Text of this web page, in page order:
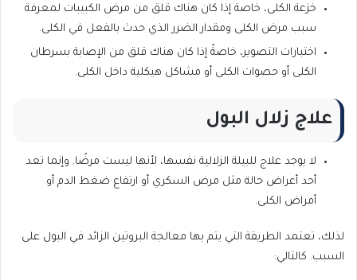
خزعة الكلى، خاصة إذا كان هناك قلق من مرض الكبيبات لمعرفة
سبب مرض الكلى ومقدار الضرر الذي حدث بالفعل في الكلى.
اختبارات التصوير، خاصةً إذا كان هناك قلق من الإصابة بسرطان
الكلى أو حصوات الكلى أو مشاكل هيكلية داخل الكلى.
علاج زلال البول
لا يوجد علاج للبيلة الزلالية نفسها، لأنها ليست مرضًا. وإنما تعد
أحد أعراض حالة مثل مرض السكري أو ارتفاع ضغط الدم أو
أمراض الكلى.
لذلك، تعتمد الطريقة التي يتم بها معالجة البروتين الزائد في البول على
السبب. كالتالي: